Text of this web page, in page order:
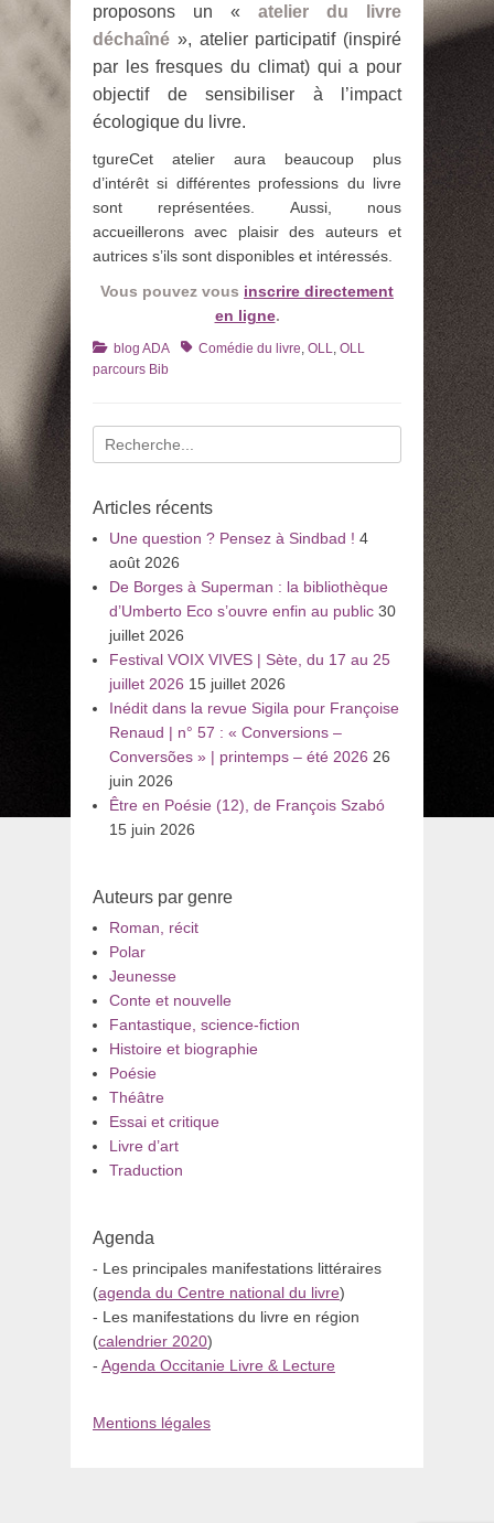
proposons un « atelier du livre
déchaîné », atelier participatif (inspiré
par les fresques du climat) qui a pour
objectif de sensibiliser à l’impact
écologique du livre.
tgureCet atelier aura beaucoup plus
d’intérêt si différentes professions du livre
sont représentées. Aussi, nous
accueillerons avec plaisir des auteurs et
autrices s’ils sont disponibles et intéressés.
Vous pouvez vous inscrire directement
en ligne.
Catégories
blog ADA TagsComédie du livre OLL
OLL
parcours Bib
Recherche
pour
Articles récents
Une question ? Pensez à Sindbad ! 4
août 2026
De Borges à Superman : la bibliothèque
d’Umberto Eco s’ouvre enfin au public 30
juillet 2026
Festival VOIX VIVES | Sète, du 17 au 25
juillet 2026 15 juillet 2026
Inédit dans la revue Sigila pour Françoise
Renaud | n° 57 : « Conversions –
Conversões » | printemps – été 2026 26
juin 2026
Être en Poésie (12), de François Szabó
15 juin 2026
Auteurs par genre
Roman, récit
Polar
Jeunesse
Conte et nouvelle
Fantastique, science-fiction
Histoire et biographie
Poésie
Théâtre
Essai et critique
Livre d’art
Traduction
Agenda
- Les principales manifestations littéraires
(agenda du Centre national du livre)
- Les manifestations du livre en région
(calendrier 2020)
- Agenda Occitanie Livre & Lecture
Mentions légales